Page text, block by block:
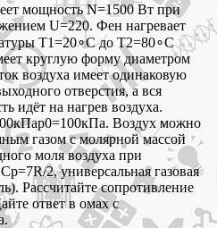
мощность N=1500 Вт при
U=220. Фен нагревает
T1=20∘C до T2=80∘C
круглую форму диаметром
воздуха имеет одинаковую
отверстия, а вся
идёт на нагрев воздуха.
Воздух можно
газом с молярной массой
моля воздуха при
2, универсальная газовая
Рассчитайте сопротивление
ответ в омах с